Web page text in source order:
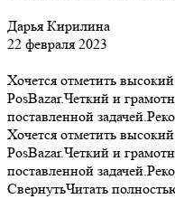
Дарья Кирилина
22 февраля 2023
Хочется отметить
PosBazar.Четкий и
поставленной
Хочется отметить
PosBazar.Четкий и
поставленной
СвернутьЧитать